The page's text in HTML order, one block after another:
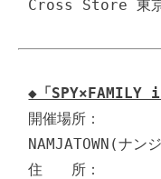
Cross Store 東
◆「SPY×FAMILY
開催場所：
NAMJATOWN(ナン
住　　所：